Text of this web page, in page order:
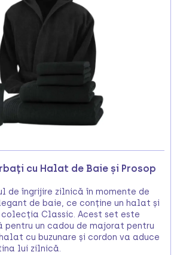
cu Halat de Baie și Prosop
de îngrijire zilnică în momente de
de baie, ce conține un halat și
colecția Classic. Acest set este
un cadou de majorat pentru
cu buzunare și cordon va aduce
lui zilnică.